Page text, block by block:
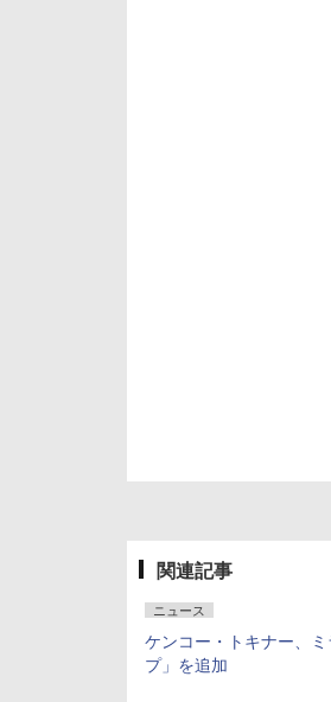
関連記事
ニュース
ケンコー・トキナー、
プ」を追加